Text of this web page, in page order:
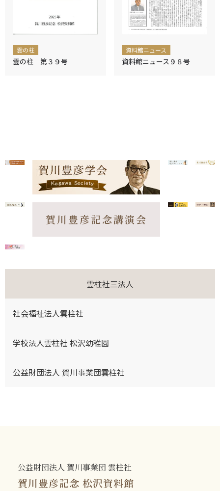
雲の柱
雲の柱 第３９号
資料館ニュース
資料館ニュース９８号
賀川豊彦記念講演会
雲柱社三法人
社会福祉法人雲柱社
学校法人雲柱社 松沢幼稚園
公益財団法人 賀川事業団雲柱社
公益財団法人 賀川事業団 雲柱社
賀川豊彦記念 松沢資料館